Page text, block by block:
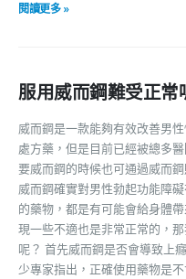
閱讀更多 »
服用威而鋼難受正
威而鋼是一款能夠有效改善男
處方藥，但是目前已經被總多
要威而鋼的時候也可通過威而
威而鋼確實對男性勃起功能障
的藥物，都是有可能會給身體
現一些不適也是非常正常的，
呢？ 首先威而鋼是否會導致上
少專家指出，正確使用藥物是